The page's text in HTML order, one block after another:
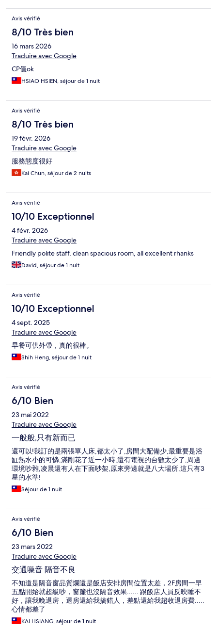
Avis vérifié
8/10 Très bien
16 mars 2026
Traduire avec Google
CP值ok
HSIAO HSIEN, séjour de 1 nuit
Avis vérifié
8/10 Très bien
19 févr. 2026
Traduire avec Google
服務態度很好
Kai Chun, séjour de 2 nuits
Avis vérifié
10/10 Exceptionnel
4 févr. 2026
Traduire avec Google
Friendly polite staff, clean spacious room, all excellent rhanks
David, séjour de 1 nuit
Avis vérifié
10/10 Exceptionnel
4 sept. 2025
Traduire avec Google
早餐可供外帶，真的很棒。
Shih Heng, séjour de 1 nuit
Avis vérifié
6/10 Bien
23 mai 2022
Traduire avec Google
一般般,只有新而已
還可以!我訂的是兩張單人床,都太小了,房間大配備少,最重要是浴
缸熱水小的可憐,滿剛花了近一小時,還有電視的台數太少了,周邊
環境吵雜,凌晨還有人在下面吵架,原來旁邊就是八大場所,這只有3
星的水準!
Séjour de 1 nuit
Avis vérifié
6/10 Bien
23 mars 2022
Traduire avec Google
交通噪音 隔音不良
不知道是隔音窗品質爛還是飯店安排房間位置太差，2F房間一早
五點開始就超級吵，窗簾也沒隔音效果...... 跟飯店人員反映睡不
好，讓我晚退房，退房還給我搞錯人，差點還給我超收退房費.....
心情都差了
KAI HSIANG, séjour de 1 nuit